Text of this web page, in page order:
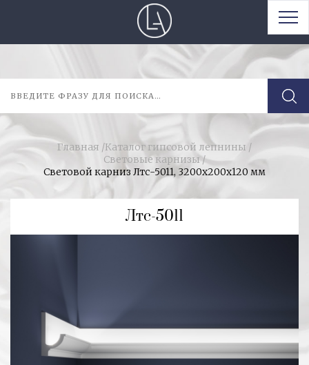
Главная /Каталог гипсовой лепнины /
Световые карнизы/
Световой карниз Лтс-5011, 3200х200х120 мм
Лтс-5011